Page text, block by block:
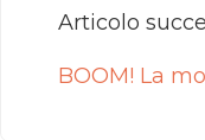
Articolo
BOOM! La